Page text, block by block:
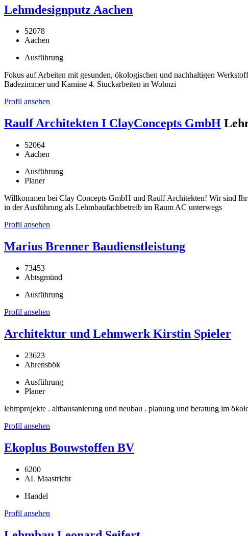
Lehmdesignputz Aachen
52078
Aachen
Ausführung
Fokus auf Arbeiten mit gesunden, ökologischen und nachhaltigen
Badezimmer und Kamine 4. Stuckarbeiten in Wohnzi
Profil ansehen
Raulf Architekten I ClayConcepts GmbH
52064
Aachen
Ausführung
Planer
Willkommen bei Clay Concepts GmbH und Raulf Architekten! Wir sind
in der Ausführung als Lehmbaufachbetreib im Raum AC unterwegs
Profil ansehen
Marius Brenner Baudienstleistung
73453
Abtsgmünd
Ausführung
Profil ansehen
Architektur und Lehmwerk Kirstin Spieler
23623
Ahrensbök
Ausführung
Planer
lehmprojekte . altbausanierung und neubau . planung und beratung im
Profil ansehen
Ekoplus Bouwstoffen BV
6200
AL Maastricht
Handel
Profil ansehen